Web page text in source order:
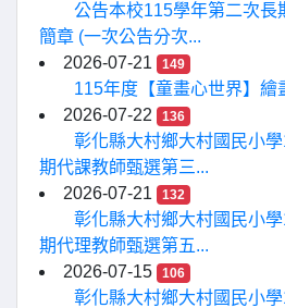
公告本校115學年第二次長
簡章 (一次公告分次...
2026-07-21
149
115年度【童畫心世界】繪
2026-07-22
136
彰化縣大村鄉大村國民小
期代課教師甄選第三...
2026-07-21
132
彰化縣大村鄉大村國民小
期代理教師甄選第五...
2026-07-15
106
彰化縣大村鄉大村國民小